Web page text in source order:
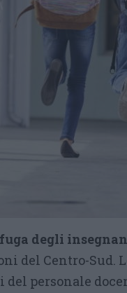
degli
del Centro-Sud.
personale